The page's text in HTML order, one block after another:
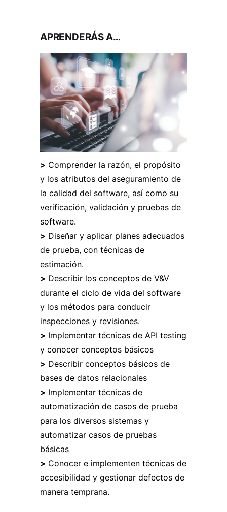
APRENDERÁS A…
> Comprender la razón, el propósito
y los atributos del aseguramiento de
la calidad del software, así como su
verificación, validación y pruebas de
software.
> Diseñar y aplicar planes adecuados
de prueba, con técnicas de
estimación.
> Describir los conceptos de V&V
durante el ciclo de vida del software
y los métodos para conducir
inspecciones y revisiones.
> Implementar técnicas de API testing
y conocer conceptos básicos
> Describir conceptos básicos de
bases de datos relacionales
> Implementar técnicas de
automatización de casos de prueba
para los diversos sistemas y
automatizar casos de pruebas
básicas
> Conocer e implementen técnicas de
accesibilidad y gestionar defectos de
manera temprana.